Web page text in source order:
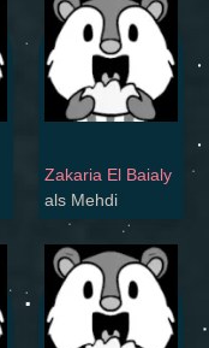
Zakaria El Baialy
als Mehdi